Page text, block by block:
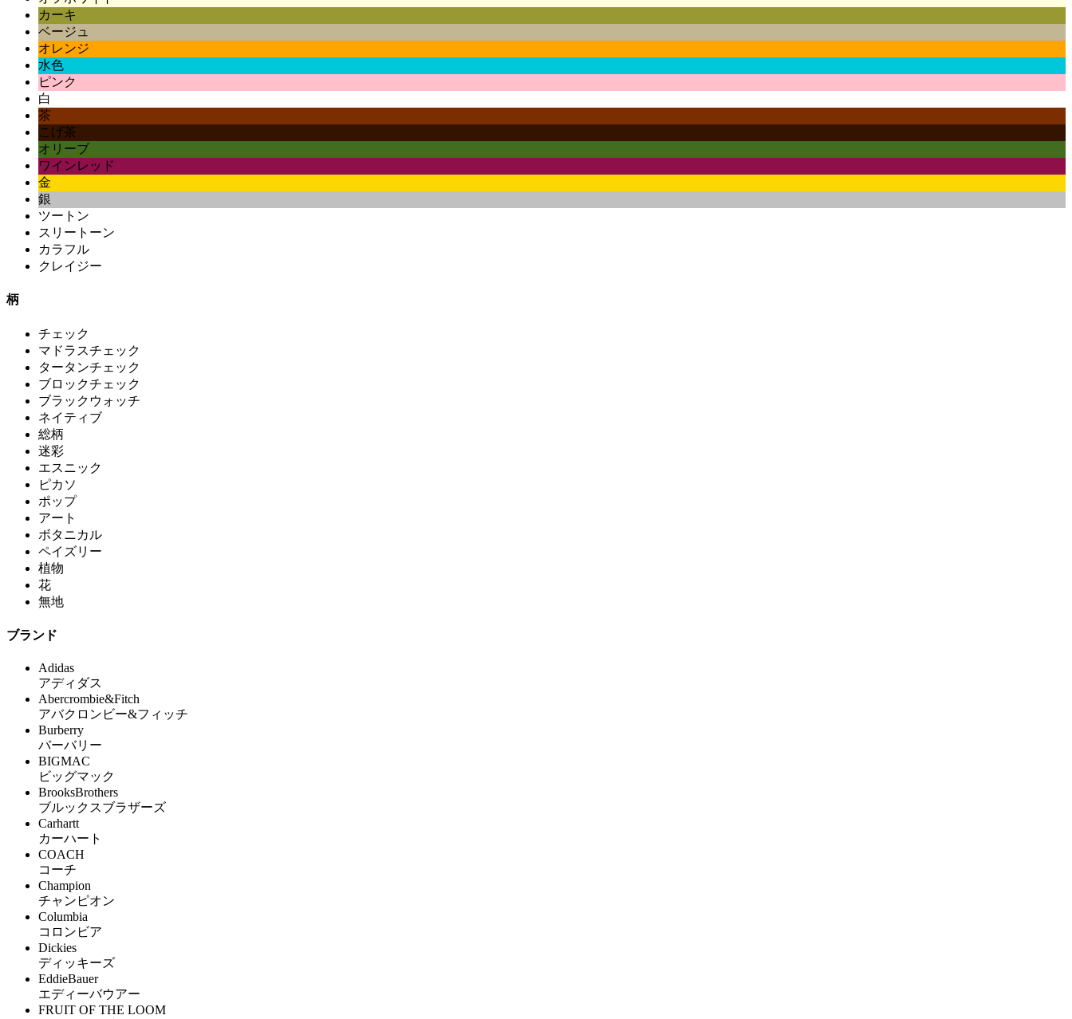
カーキ
ベージュ
オレンジ
水色
ピンク
白
茶
こげ茶
オリーブ
ワインレッド
金
銀
ツートン
スリートーン
カラフル
クレイジー
柄
チェック
マドラスチェック
タータンチェック
ブロックチェック
ブラックウォッチ
ネイティブ
総柄
迷彩
エスニック
ピカソ
ポップ
アート
ボタニカル
ペイズリー
植物
花
無地
ブランド
Adidas
アディダス
Abercrombie&Fitch
アバクロンビー&フィッチ
Burberry
バーバリー
BIGMAC
ビッグマック
BrooksBrothers
ブルックスブラザーズ
Carhartt
カーハート
COACH
コーチ
Champion
チャンピオン
Columbia
コロンビア
Dickies
ディッキーズ
EddieBauer
エディーバウアー
FRUIT OF THE LOOM